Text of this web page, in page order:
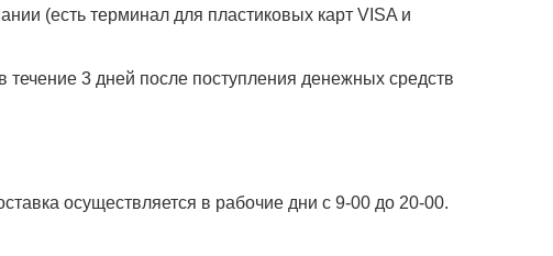
(есть терминал для пластиковых карт VISA и
течение 3 дней после поступления денежных средств
осуществляется в рабочие дни с 9-00 до 20-00.